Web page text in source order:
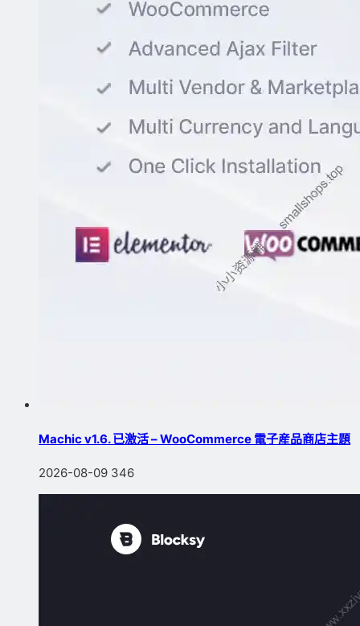
Machic v1.6. 已激活 – WooCommerce 電子産品商店主題
2026-08-09 346